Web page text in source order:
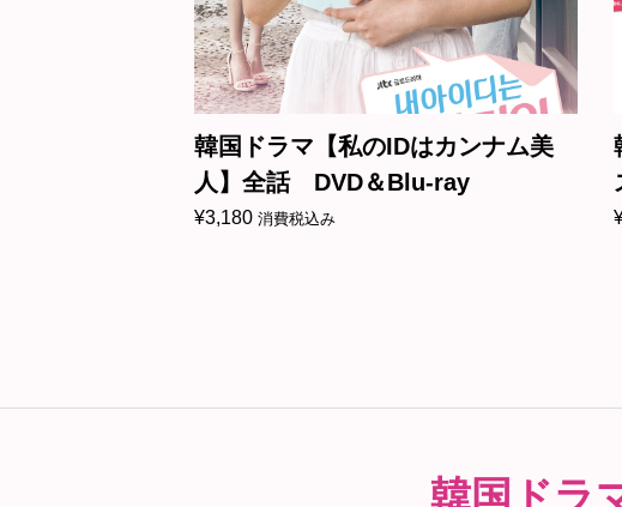
韓国ドラマ【私のIDはカンナム美
人】全話 DVD＆Blu-ray
¥3,180 消費税込み
韓国ドラ